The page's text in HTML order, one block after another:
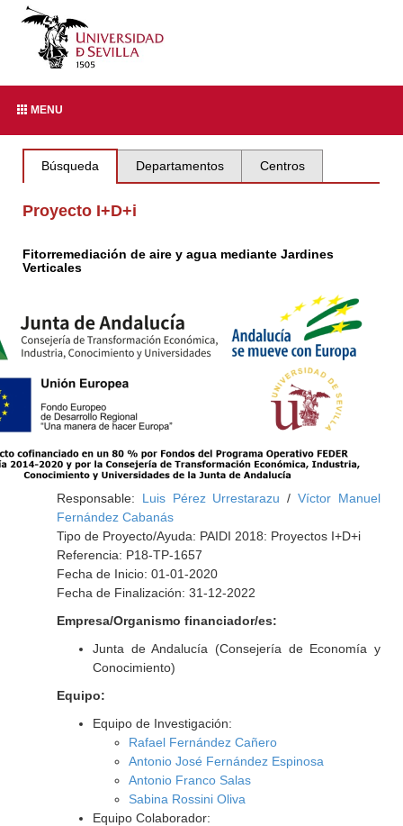
MENU
Búsqueda Departamentos Centros
Proyecto I+D+i
Fitorremediación de aire y agua mediante Jardines
Verticales
Responsable: Luis Pérez Urrestarazu /Víctor Manuel
Fernández Cabanás
Tipo de Proyecto/Ayuda: PAIDI 2018: Proyectos I+D+i
Referencia: P18-TP-1657
Fecha de Inicio: 01-01-2020
Fecha de Finalización: 31-12-2022
Empresa/Organismo financiador/es:
Junta de Andalucía (Consejería de Economía y
Conocimiento)
Equipo:
Equipo de Investigación:
Rafael Fernández Cañero
Antonio José Fernández Espinosa
Antonio Franco Salas
Sabina Rossini Oliva
Equipo Colaborador: